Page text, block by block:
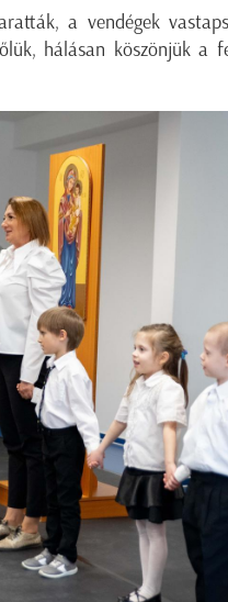
a vendégek
hálásan köszönjük a